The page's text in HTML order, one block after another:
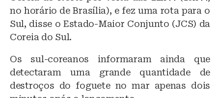
no horário de Brasília), e fez uma rota para o
Sul, disse o Estado-Maior Conjunto (JCS) da
Coreia do Sul.
Os sul-coreanos informaram ainda que
detectaram uma grande quantidade de
destroços do foguete no mar apenas dois